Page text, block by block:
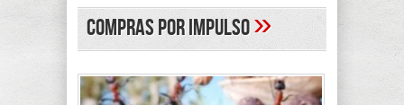
compras por impulso»